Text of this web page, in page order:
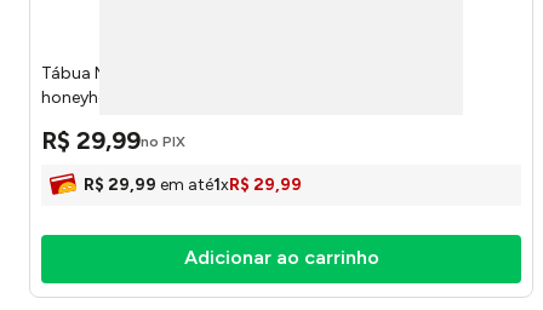
Tábua Multiúso Plástico PP 33x20x1,2cm LM4107 -
honeyhome
R$ 29,99no PIX
R$ 29,99 em até1xR$ 29,99
Adicionar ao carrinho